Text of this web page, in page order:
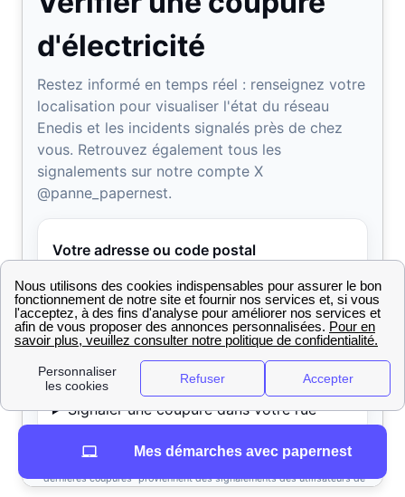
Mes démarches avec papernest